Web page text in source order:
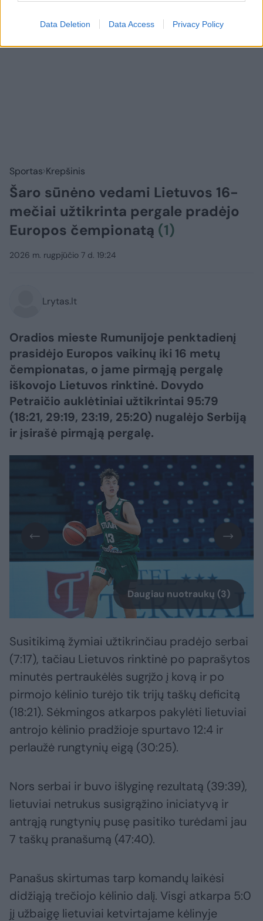
Data Deletion Data Access Privacy Policy
Sportas Krepšinis
Šaro sūnėno vedami Lietuvos 16-
mečiai užtikrinta pergale pradėjo
Europos čempionatą (1)
2026 m. rugpjūčio 7 d. 19:24
Lrytas.lt
Oradios mieste Rumunijoje penktadienį
prasidėjo Europos vaikinų iki 16 metų
čempionatas, o jame pirmąją pergalę
iškovojo Lietuvos rinktinė. Dovydo
Petraičio auklėtiniai užtikrintai 95:79
(18:21, 29:19, 23:19, 25:20) nugalėjo Serbiją
ir įsirašė pirmąją pergalę.
Daugiau nuotraukų (3)
Susitikimą žymiai užtikrinčiau pradėjo serbai
(7:17), tačiau Lietuvos rinktinė po paprašytos
minutės pertraukėlės sugrįžo į kovą ir po
pirmojo kėlinio turėjo tik trijų taškų deficitą
(18:21). Sėkmingos atkarpos pakylėti lietuviai
antrojo kėlinio pradžioje spurtavo 12:4 ir
perlaužė rungtynių eigą (30:25).
Nors serbai ir buvo išlyginę rezultatą (39:39),
lietuviai netrukus susigrąžino iniciatyvą ir
antrąją rungtynių pusę pasitiko turėdami jau
7 taškų pranašumą (47:40).
Panašus skirtumas tarp komandų laikėsi
didžiąją trečiojo kėlinio dalį. Visgi atkarpa 5:0
jį užbaigę lietuviai ketvirtajame kėlinyje